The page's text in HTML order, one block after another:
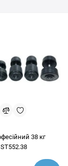
38 кг